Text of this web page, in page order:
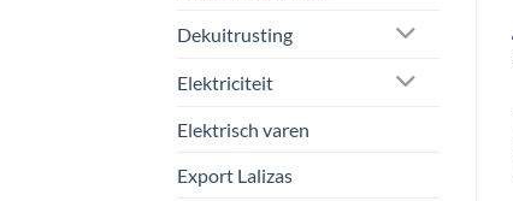
Dekuitrusting
Elektriciteit
Elektrisch varen
Export Lalizas